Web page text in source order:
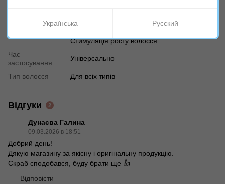
Стимуляція росту волосся
Час
застосування
Універсально
Тип волосся Для всіх типів
Відгуки 2
Дунаєва Галина
09.03.2026 в 18:51
Добрий день!
Дякую магазину за якісну і оригінальну продукцію.
Скраб сподобався, буду брати ще 👍
Відповісти
Українська Русский